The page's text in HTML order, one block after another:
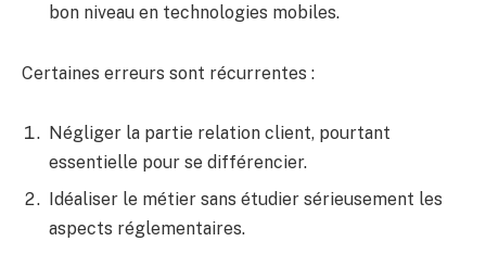
bon niveau en technologies mobiles.
Certaines erreurs sont récurrentes :
Négliger la partie relation client, pourtant
essentielle pour se différencier.
Idéaliser le métier sans étudier sérieusement les
aspects réglementaires.